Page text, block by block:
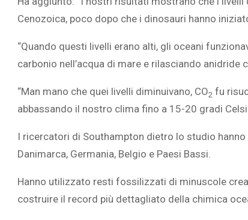
Cenozoica, poco dopo che i dinosauri hanno
“Quando questi livelli erano alti, gli oceani
carbonio nell’acqua di mare e rilasciando anidride
“Man mano che quei livelli diminuivano, CO2 fu
abbassando il nostro clima fino a 15-20 gradi
I ricercatori di Southampton dietro lo studio
Danimarca, Germania, Belgio e Paesi Bassi.
Hanno utilizzato resti fossilizzati di minuscole
costruire il record più dettagliato della chimica
RIVELA